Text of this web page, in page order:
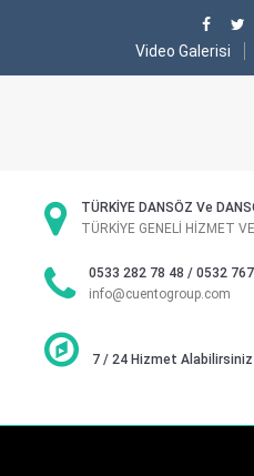
Video Galerisi
TÜRKİYE DANSÖZ Ve
TÜRKİYE GENELİ HİZMET
0533 282 78 48 / 0532
info@cuentogroup.com
7 / 24 Hizmet Alabilirsiniz